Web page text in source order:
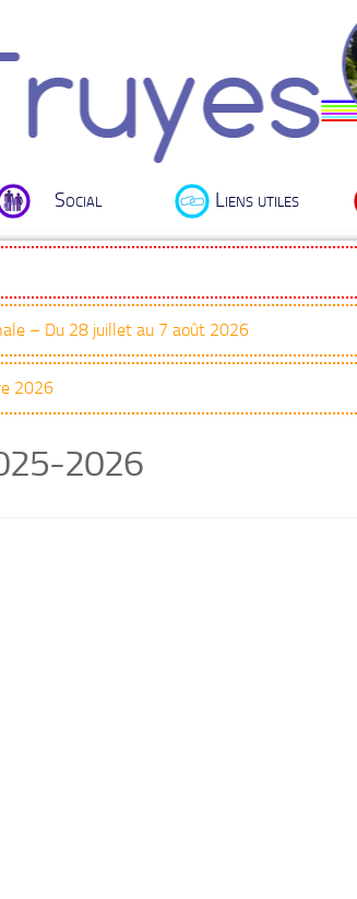
Social Liens utiles
– Du 28 juillet au 7 août 2026
2026
2026